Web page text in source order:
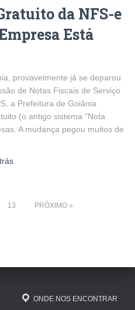
da NFS-e
Está
provavelmente já se deparou
de Notas Fiscais de Serviço
a Prefeitura de Goiânia
(o antigo sistema “Nota
A mudança pegou muitos de
13 PRÓXIMO
ONDE NOS ENCONTRAR